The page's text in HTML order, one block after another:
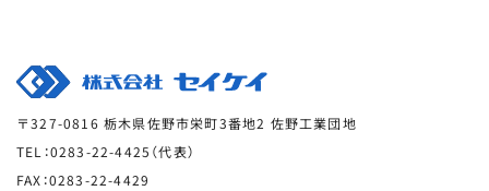
〒327-0816 栃木県佐野市栄町3番地2 佐野工業団地
TEL：0283-22-4425（代表）
FAX：0283-22-4429